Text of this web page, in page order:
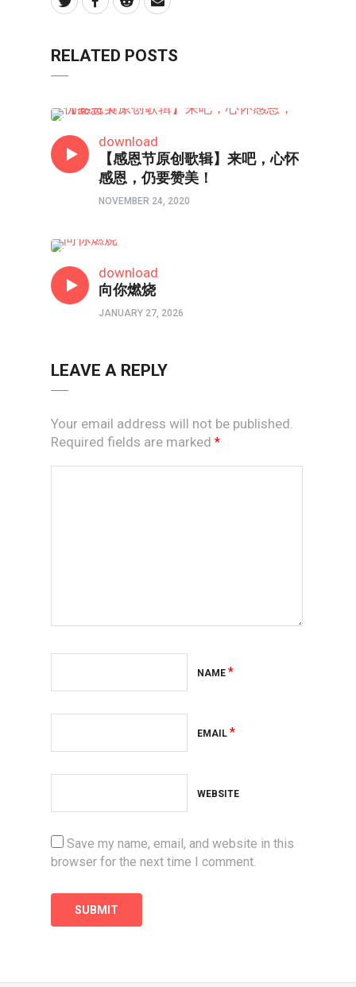
RELATED POSTS
download
【感恩节原创歌辑】来吧，心怀
感恩，仍要赞美！
NOVEMBER 24, 2020
download
向你燃烧
JANUARY 27, 2026
LEAVE A REPLY
Your email address will not be published.
Required fields are marked *
NAME *
EMAIL *
WEBSITE
Save my name, email, and website in this
browser for the next time I comment.